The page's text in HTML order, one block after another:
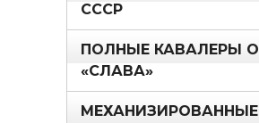
СССР
ПОЛНЫЕ КАВАЛЕРЫ
«СЛАВА»
МЕХАНИЗИРОВАННЫЕ